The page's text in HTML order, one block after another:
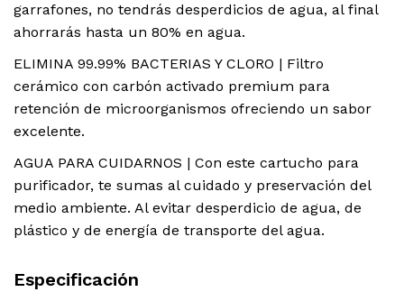
garrafones, no tendrás desperdicios de agua, al final
ahorrarás hasta un 80% en agua.
ELIMINA 99.99% BACTERIAS Y CLORO | Filtro
cerámico con carbón activado premium para
retención de microorganismos ofreciendo un sabor
excelente.
AGUA PARA CUIDARNOS | Con este cartucho para
purificador, te sumas al cuidado y preservación del
medio ambiente. Al evitar desperdicio de agua, de
plástico y de energía de transporte del agua.
Especificación